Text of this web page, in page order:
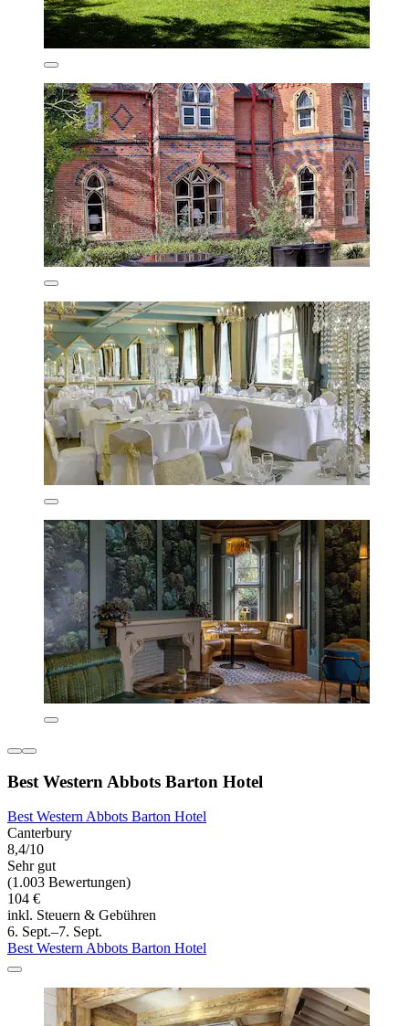
Best Western Abbots Barton Hotel
Best Western Abbots Barton Hotel
Canterbury
8,4/10
Sehr gut
(1.003 Bewertungen)
104 €
inkl. Steuern & Gebühren
6. Sept.–7. Sept.
Best Western Abbots Barton Hotel